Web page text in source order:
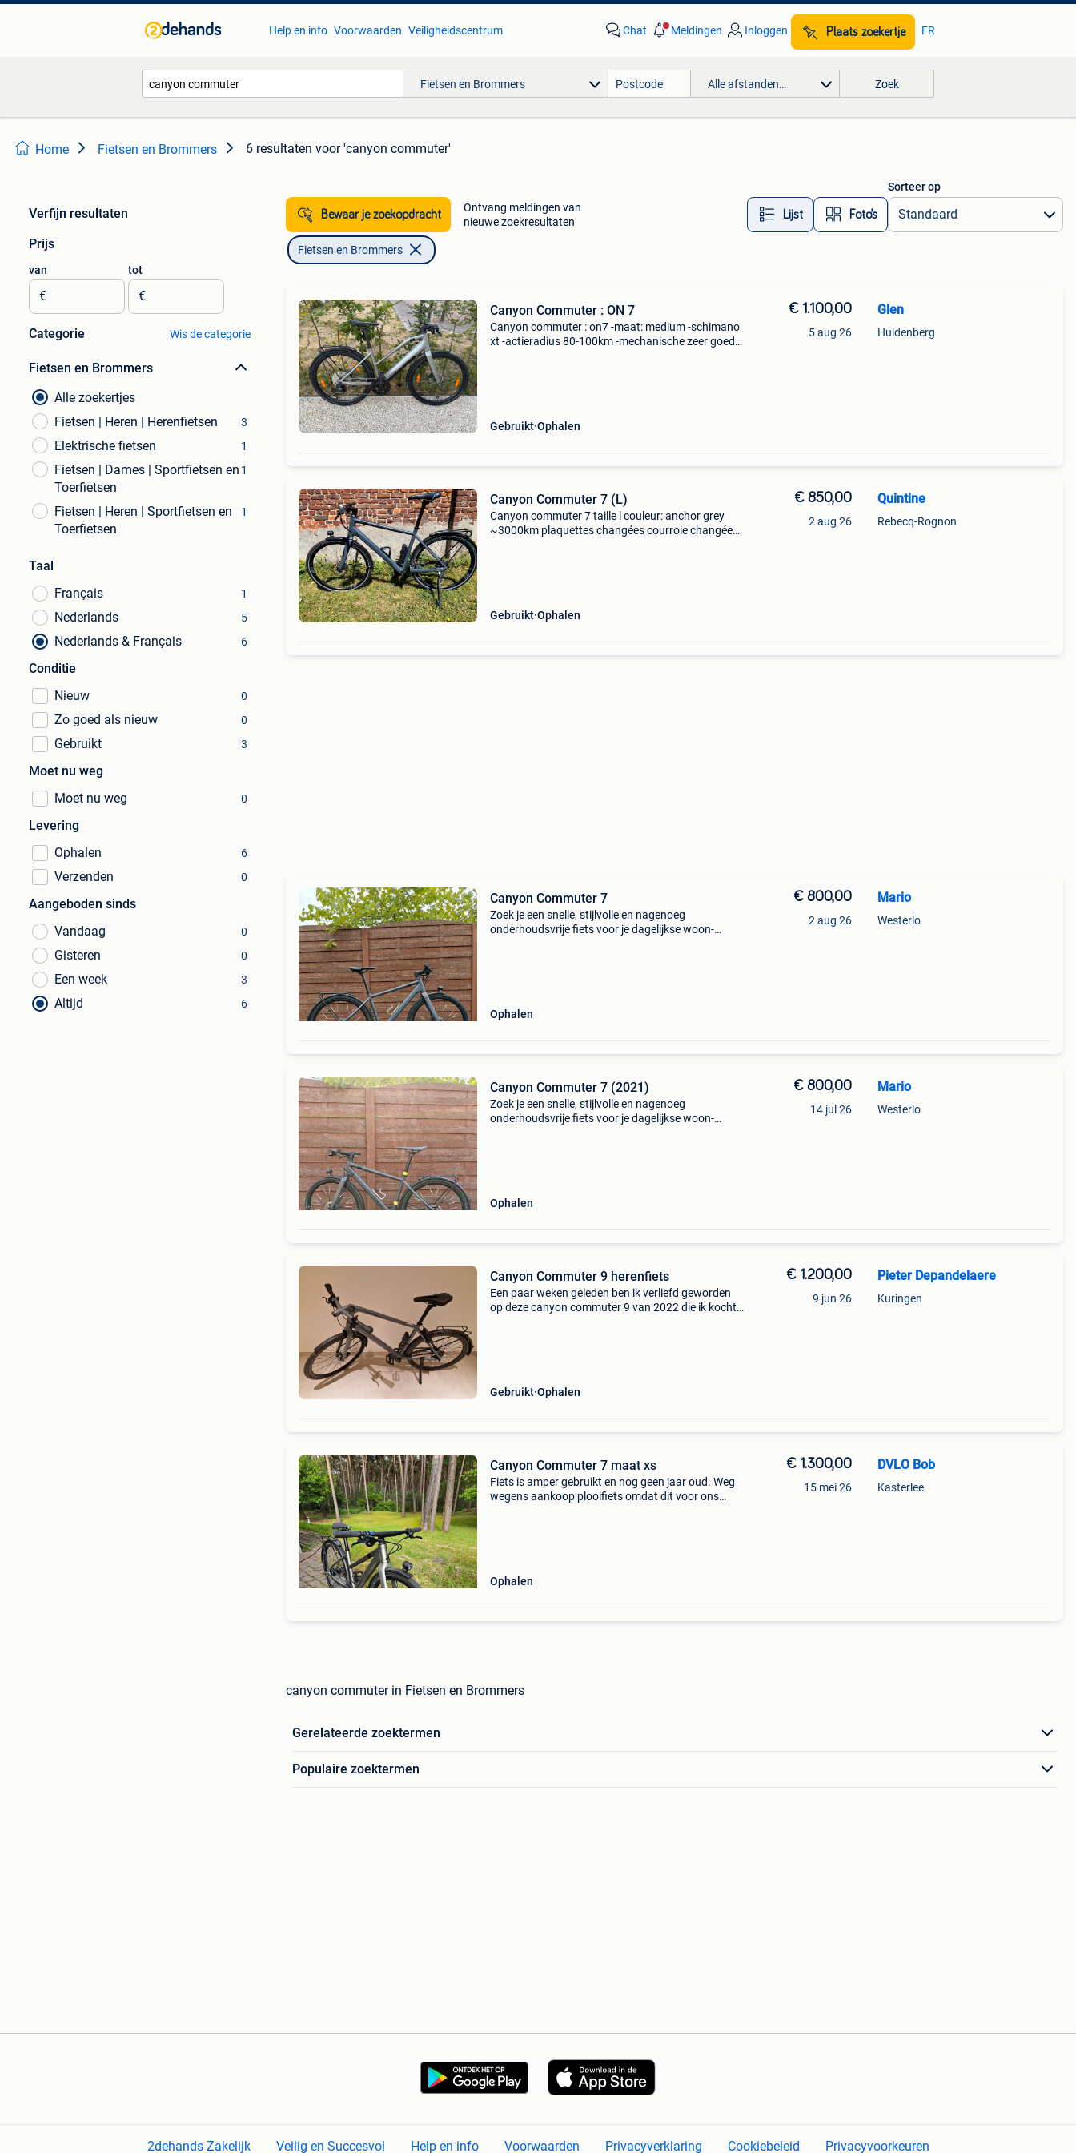
Help en info Voorwaarden Veiligheidscentrum Chat Meldingen Inloggen Plaats zoekertje FR
Fietsen en Brommers Alle afstanden… Zoek
Home Fietsen en Brommers 6 resultaten voor 'canyon commuter'
Verfijn resultaten
Prijs
van
€
tot
€
Categorie Wis de categorie
Fietsen en Brommers
Alle zoekertjes
Fietsen | Heren | Herenfietsen
3
Elektrische fietsen 1
Fietsen | Dames | Sportfietsen en
Toerfietsen
1
Fietsen | Heren | Sportfietsen en
Toerfietsen
1
Taal
Français
1
Nederlands 5
Nederlands & Français 6
Conditie
Nieuw
0
Zo goed als nieuw 0
Gebruikt 3
Moet nu weg
Moet nu weg
0
Levering
Ophalen
6
Verzenden 0
Aangeboden sinds
Vandaag
0
Gisteren 0
Een week 3
Altijd 6
Bewaar je zoekopdracht
Ontvang meldingen van
nieuwe zoekresultaten
Lijst Foto’s
Sorteer op
Fietsen en Brommers
Canyon Commuter : ON 7
Canyon commuter : on7 -maat: medium -schimano
xt -actieradius 80-100km -mechanische zeer goede
Gebruikt Ophalen
€ 1.100,00
5 aug 26
Glen
Huldenberg
Canyon Commuter 7 (L)
Canyon commuter 7 taille l couleur: anchor grey
~3000km plaquettes changées courroie changée
Gebruikt Ophalen
€ 850,00
2 aug 26
Quintine
Rebecq-Rognon
Canyon Commuter 7
Zoek je een snelle, stijlvolle en nagenoeg
onderhoudsvrije fiets voor je dagelijkse woon-
Ophalen
€ 800,00
2 aug 26
Mario
Westerlo
Canyon Commuter 7 (2021)
Zoek je een snelle, stijlvolle en nagenoeg
onderhoudsvrije fiets voor je dagelijkse woon-
Ophalen
€ 800,00
14 jul 26
Mario
Westerlo
Canyon Commuter 9 herenfiets
Een paar weken geleden ben ik verliefd geworden
op deze canyon commuter 9 van 2022 die ik kocht
Gebruikt Ophalen
€ 1.200,00
9 jun 26
Pieter Depandelaere
Kuringen
Canyon Commuter 7 maat xs
Fiets is amper gebruikt en nog geen jaar oud. Weg
wegens aankoop plooifiets omdat dit voor ons
Ophalen
€ 1.300,00
15 mei 26
DVLO Bob
Kasterlee
canyon commuter in Fietsen en Brommers
Gerelateerde zoektermen
Populaire zoektermen
2dehands Zakelijk Veilig en Succesvol Help en info Voorwaarden Privacyverklaring Cookiebeleid Privacyvoorkeuren